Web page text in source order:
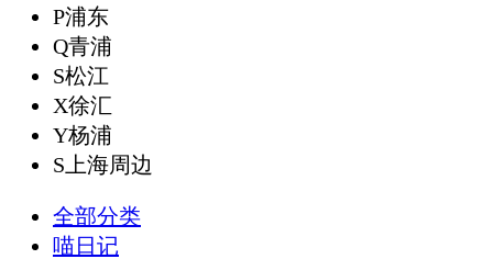
P浦东
Q青浦
S松江
X徐汇
Y杨浦
S上海周边
全部分类
喵日记